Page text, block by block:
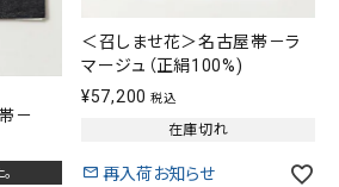
－
＜召しませ花＞名古屋帯－ラ
マージュ（正絹100%)
¥57,200 税込
在庫切れ
再入荷お知らせ